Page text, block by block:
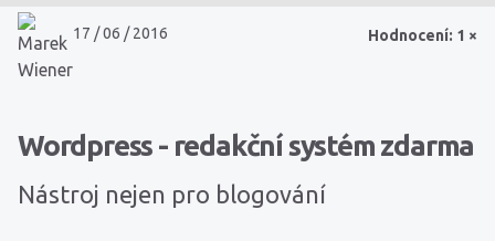
17 / 06 / 2016 Hodnocení: 1 ×
Wordpress - redakční systém zdarma
Nástroj nejen pro blogování